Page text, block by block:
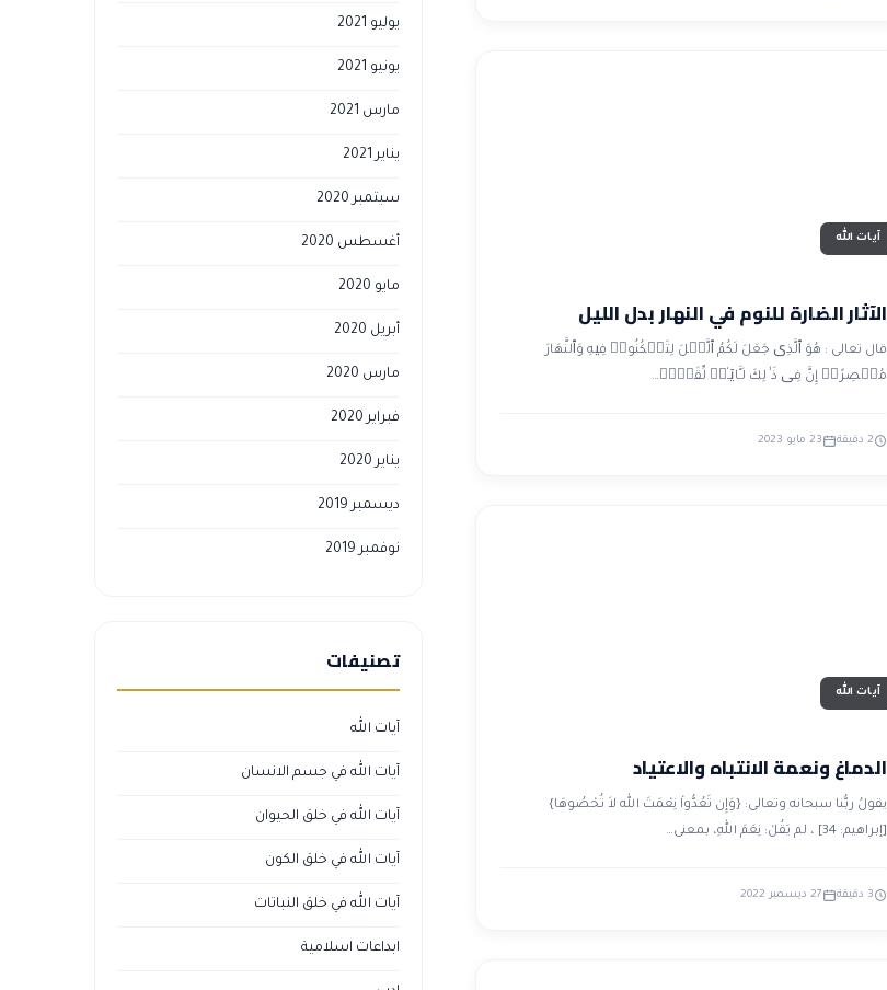
آيات الله
الآثار الضارة للنوم في النهار بدل الليل
قال تعالى : هُوَ ٱلَّذِی جَعَلَ لَكُمُ ٱلَّیۡلَ لِتَسۡكُنُوا۟ فِیهِ وَٱلنَّهَارَ
مُبۡصِرًاۚ إِنَّ فِی ذَ ٰ⁠لِكَ لَـَٔایَـٰتࣲ لِّقَوۡمࣲ…
2 دقيقة 23 مايو 2023
آيات الله
الدماغ ونعمة الانتباه والاعتياد
يقولُ ربُّنا سبحانه وتعالى: {وَإِن تَعُدُّواْ نِعْمَتَ الله لاَ تُحْصُوهَا}
[إبراهيم: 34] ، لم يَقُلْ: نِعَمَ اللهِ، بمعنى…
3 دقيقة 27 ديسمبر 2022
يوليو 2021
يونيو 2021
مارس 2021
يناير 2021
سبتمبر 2020
أغسطس 2020
مايو 2020
أبريل 2020
مارس 2020
فبراير 2020
يناير 2020
ديسمبر 2019
نوفمبر 2019
تصنيفات
آيات الله
آيات الله في جسم الانسان
آيات الله في خلق الحيوان
آيات الله في خلق الكون
آيات الله في خلق النباتات
ابداعات اسلامية